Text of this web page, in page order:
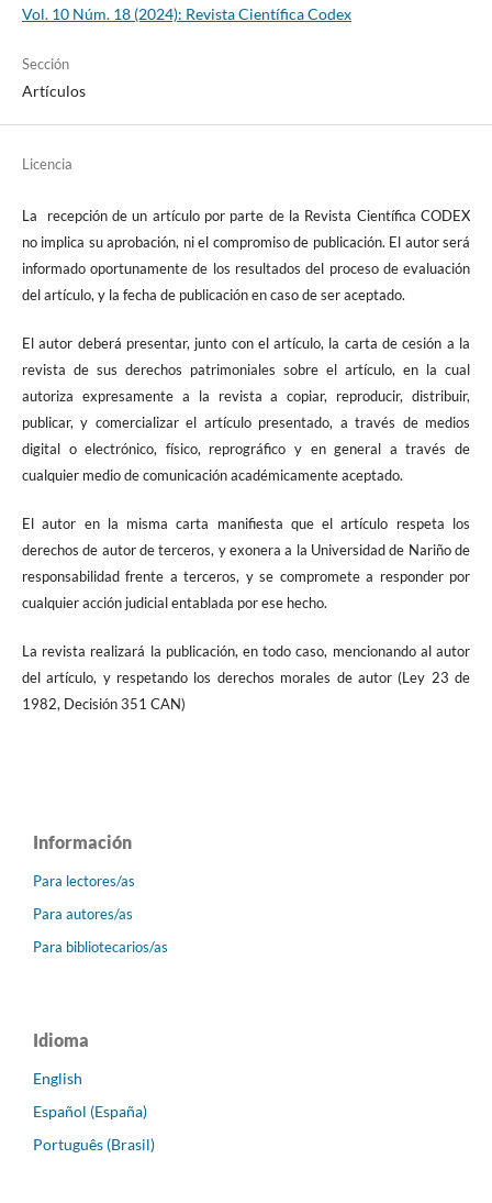
Vol. 10 Núm. 18 (2024): Revista Científica Codex
Sección
Artículos
Licencia
La recepción de un artículo por parte de la Revista Científica CODEX
no implica su aprobación, ni el compromiso de publicación. El autor será
informado oportunamente de los resultados del proceso de evaluación
del artículo, y la fecha de publicación en caso de ser aceptado.
El autor deberá presentar, junto con el artículo, la carta de cesión a la
revista de sus derechos patrimoniales sobre el artículo, en la cual
autoriza expresamente a la revista a copiar, reproducir, distribuir,
publicar, y comercializar el artículo presentado, a través de medios
digital o electrónico, físico, reprográfico y en general a través de
cualquier medio de comunicación académicamente aceptado.
El autor en la misma carta manifiesta que el artículo respeta los
derechos de autor de terceros, y exonera a la Universidad de Nariño de
responsabilidad frente a terceros, y se compromete a responder por
cualquier acción judicial entablada por ese hecho.
La revista realizará la publicación, en todo caso, mencionando al autor
del artículo, y respetando los derechos morales de autor (Ley 23 de
1982, Decisión 351 CAN)
Información
Para lectores/as
Para autores/as
Para bibliotecarios/as
Idioma
English
Español (España)
Português (Brasil)